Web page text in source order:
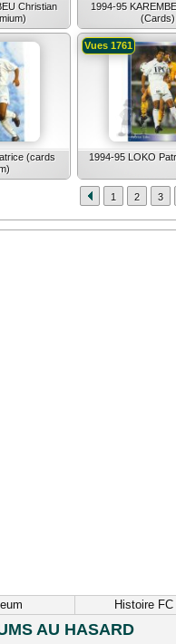
Christian
1994-95
(Cards)
(cards
1994-95 LOKO
Vues 1761
1 2 3
Histoire
AU HASARD